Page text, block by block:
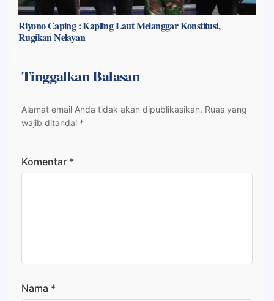
Riyono Caping : Kapling Laut Melanggar Konstitusi,
Rugikan Nelayan
Tinggalkan Balasan
Alamat email Anda tidak akan dipublikasikan. Ruas yang
wajib ditandai *
Komentar *
Nama *